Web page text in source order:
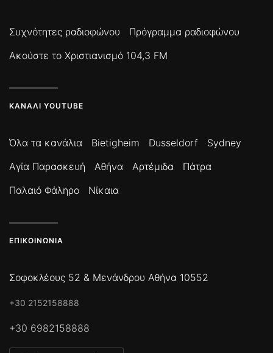
Συχνότητες ραδιοφώνου
Πρόγραμμα ραδιοφώνου
Ακούστε το Χριστιανισμό 104,3 FM
ΚΑΝΆΛΙ YOUTUBE
Όλα τα κανάλια Bietigheim Dusseldorf
Sydney
Αγία Παρασκευή
Αθήνα Αρτέμιδα
Πάτρα
Παλαιό Φάληρο
Νίκαια
ΕΠΙΚΟΙΝΩΝΊΑ
Σοφοκλέους 52 & Μενάνδρου Αθήνα 10552
+30 2152158888
+30 6982158888